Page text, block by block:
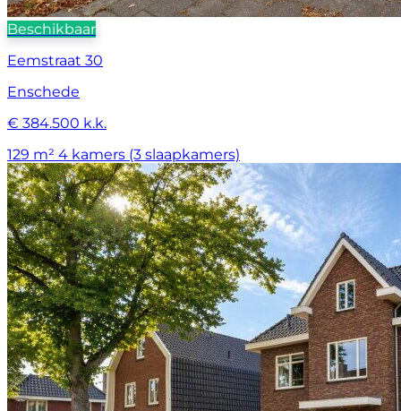
Beschikbaar
Eemstraat 30
Enschede
€ 384.500 k.k.
129 m² 4 kamers (3 slaapkamers)